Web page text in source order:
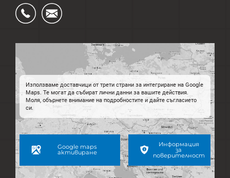
Ÿ Ś
Използваме доставчици от трети страни за интегриране на Google
Maps. Те могат да събират лични данни за вашите действия.
Моля, обърнете внимание на подробностите и дайте съгласието
си.
Google maps
активиране
Информация
за
поверителност